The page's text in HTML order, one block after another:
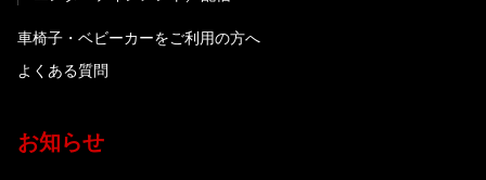
車椅子・ベビーカーをご利用の方へ
よくある質問
お知らせ